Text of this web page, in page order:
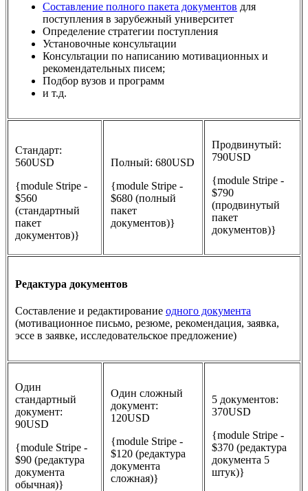
Составление полного пакета документов для
поступления в зарубежный университет
Определение стратегии поступления
Установочные консультации
Консультации по написанию мотивационных и
рекомендательных писем;
Подбор вузов и программ
и т.д.
Стандарт:
560USD
{module Stripe -
$560
(стандартный
пакет
документов)}
Полный: 680USD
{module Stripe -
$680 (полный
пакет
документов)}
Продвинутый:
790USD
{module Stripe -
$790
(продвинутый
пакет
документов)}
Редактура документов
Составление и редактирование одного документа
(мотивационное письмо, резюме, рекомендация, заявка,
эссе в заявке, исследовательское предложение)
Один
стандартный
документ:
90USD
{module Stripe -
$90 (редактура
документа
обычная)}
Один сложный
документ:
120USD
{module Stripe -
$120 (редактура
документа
сложная)}
5 документов:
370USD
{module Stripe -
$370 (редактура
документа 5
штук)}